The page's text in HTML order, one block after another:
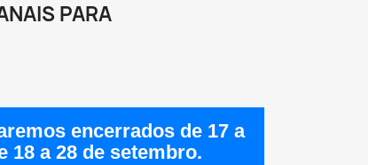
PARA
encerrados de 17 a
18 a 28 de setembro.